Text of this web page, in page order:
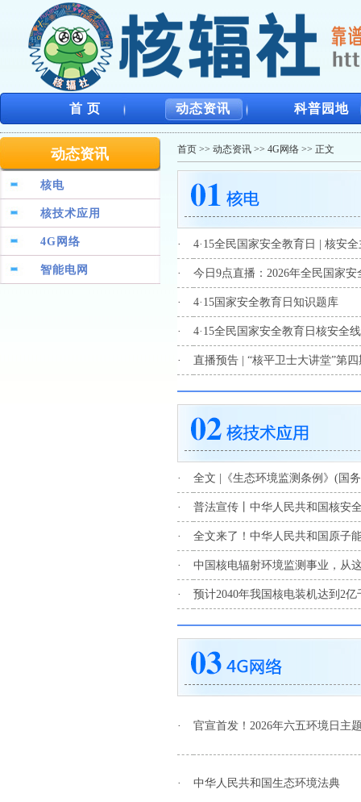
首 页 动态资讯 科普园地
动态资讯
核电
核技术应用
4G网络
智能电网
首页 >> 动态资讯 >> 4G网络 >> 正文
· 4·15全民国家安全教育日 | 核安
· 今日9点直播：2026年全民国家
· 4·15国家安全教育日知识题库
· 4·15全民国家安全教育日核安
· 直播预告 | “核平卫士大讲堂”第
· 全文 |《生态环境监测条例》(国
· 普法宣传丨中华人民共和国核安
· 全文来了！中华人民共和国原子
· 中国核电辐射环境监测事业，从
· 预计2040年我国核电装机达到2亿
· 官宣首发！2026年六五环境日主
· 中华人民共和国生态环境法典